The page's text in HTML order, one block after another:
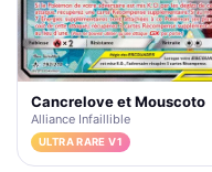
Cancrelove et Mouscoto
Alliance Infaillible
ULTRA RARE V1